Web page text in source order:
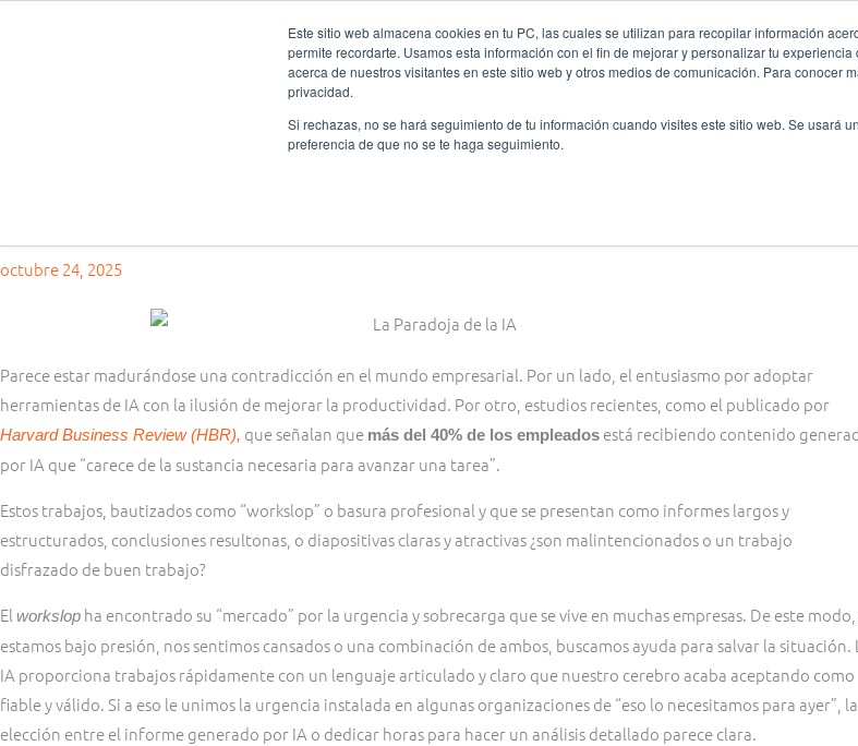
Este sitio web almacena cookies en tu PC, las cuales se utilizan para recopilar información
permite recordarte. Usamos esta información con el fin de mejorar y personalizar tu
acerca de nuestros visitantes en este sitio web y otros medios de comunicación. Para conocer
privacidad.
Si rechazas, no se hará seguimiento de tu información cuando visites este sitio web. Se usará
preferencia de que no se te haga seguimiento.
Fundación Actívate Quiénes somos Ligas y Torneos Formación
octubre 24, 2025
Parece estar madurándose una contradicción en el mundo empresarial. Por un lado, el entusiasmo por adoptar
herramientas de IA con la ilusión de mejorar la productividad. Por otro, estudios recientes, como el publicado por
Harvard Business Review (HBR), que señalan que más del 40% de los empleados está recibiendo contenido
por IA que “carece de la sustancia necesaria para avanzar una tarea”.
Estos trabajos, bautizados como “workslop” o basura profesional y que se presentan como informes largos y
estructurados, conclusiones resultonas, o diapositivas claras y atractivas ¿son malintencionados o un trabajo
disfrazado de buen trabajo?
El workslop ha encontrado su “mercado” por la urgencia y sobrecarga que se vive en muchas empresas. De este modo,
estamos bajo presión, nos sentimos cansados o una combinación de ambos, buscamos ayuda para salvar la situación.
IA proporciona trabajos rápidamente con un lenguaje articulado y claro que nuestro cerebro acaba aceptando como
fiable y válido. Si a eso le unimos la urgencia instalada en algunas organizaciones de “eso lo necesitamos para ayer”, la
elección entre el informe generado por IA o dedicar horas para hacer un análisis detallado parece clara.